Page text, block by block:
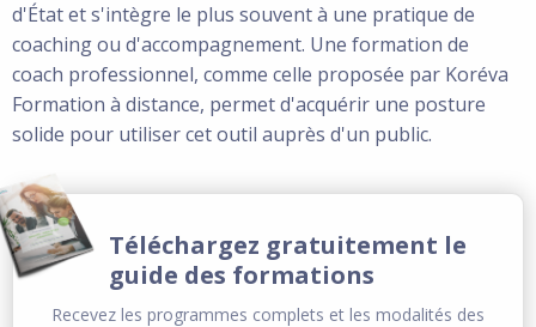
d'État et s'intègre le plus souvent à une pratique de
coaching ou d'accompagnement. Une formation de
coach professionnel, comme celle proposée par Koréva
Formation à distance, permet d'acquérir une posture
solide pour utiliser cet outil auprès d'un public.
Téléchargez gratuitement le
guide des formations
Recevez les programmes complets et les modalités des